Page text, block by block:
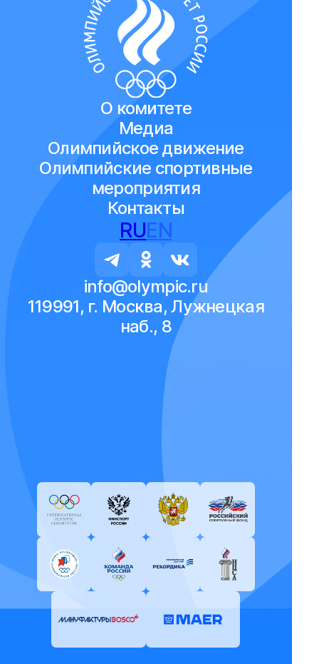
О комитете
Медиа
Олимпийское движение
Олимпийские спортивные
мероприятия
Контакты
RUEN
info@olympic.ru
119991, г. Москва, Лужнецкая
наб., 8